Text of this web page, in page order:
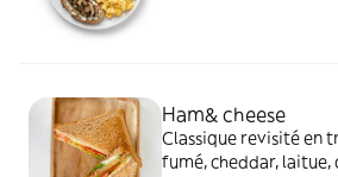
Ham& cheese
Classique revisité en
fumé, cheddar, laitue,